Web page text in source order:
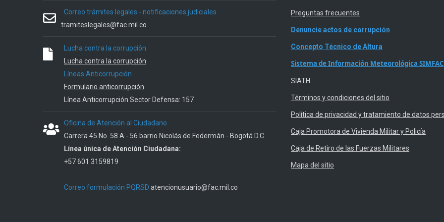
Correo trámites legales - notificaciones judiciales
tramiteslegales@fac.mil.co
Lucha contra la corrupción
Lucha contra la corrupción
Líneas Anticorrupción
Formulario anticorrupción
Línea Anticorrupción Sector Defensa: 157
Oficina de Atención al Ciudadano
Carrera 45 No. 58 A - 56 barrio Nicolás de Federmán - Bogotá D.C.
Línea única de Atención Ciudadana:
+57 601 3159819
Correo formulación PQRSD:atencionusuario@fac.mil.co
Preguntas frecuentes
Denuncie actos de corrupción
Concepto Técnico de Altura
Sistema de Información Meteorológica SIMFAC
SIATH
Términos y condiciones del sitio
Política de privacidad y tratamiento de datos
Caja Promotora de Vivienda Militar y Policía
Caja de Retiro de las Fuerzas Militares
Mapa del sitio